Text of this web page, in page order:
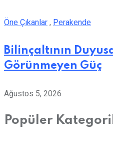
Öne Çıkanlar , Perakende
Bilinçaltının
Görünmeyen Güç
Ağustos 5, 2026
Popüler